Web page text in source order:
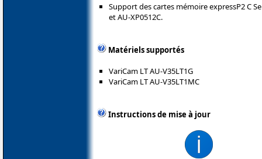
Support des cartes mémoire expressP2 C
et AU-XP0512C.
Matériels supportés
VariCam LT AU-V35LT1G
VariCam LT AU-V35LT1MC
Instructions de mise à jour